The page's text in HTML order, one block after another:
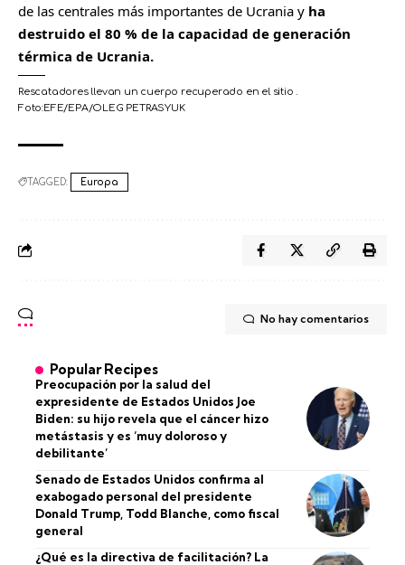
de las centrales más importantes de Ucrania y ha
destruido el 80 % de la capacidad de generación
térmica de Ucrania.
Rescatadores llevan un cuerpo recuperado en el sitio .
Foto:EFE/EPA/OLEG PETRASYUK
o
t
r
TAGGED: Europa
No hay comentarios
Popular Recipes
Preocupación por la salud del
expresidente de Estados Unidos Joe
Biden: su hijo revela que el cáncer hizo
metástasis y es ‘muy doloroso y
debilitante’
Senado de Estados Unidos confirma al
exabogado personal del presidente
Donald Trump, Todd Blanche, como fiscal
general
¿Qué es la directiva de facilitación? La